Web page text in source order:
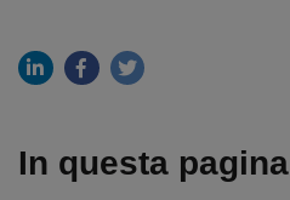
In questa pagina